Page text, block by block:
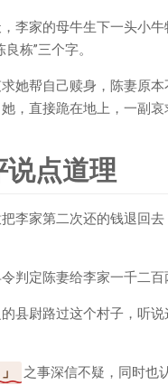
李家的母牛生下一头小
栋”三个字。
她帮自己赎身，陈妻原
，直接跪在地上，一副哀
说点道理
李家第二次还的钱退回
判定陈妻给李家一千二
县尉路过这个村子，听
之事深信不疑，同时也